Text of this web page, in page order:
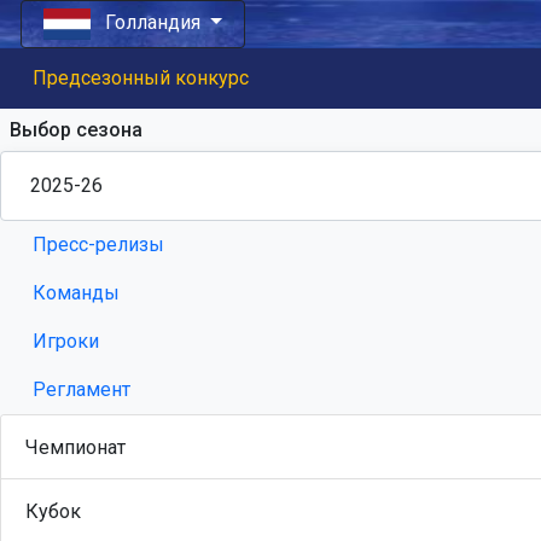
Голландия
Предсезонный конкурс
Выбор сезона
Пресс-релизы
Команды
Игроки
Регламент
Чемпионат
Кубок